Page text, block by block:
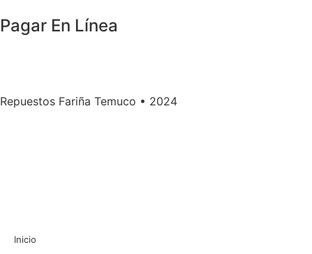
Pagar En Línea
Repuestos Fariña Temuco • 2024
Inicio